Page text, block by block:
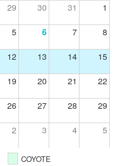
29 30 31
1
5 6 7
8
12 13 14
15
19 20 21
22
26 27 28
29
2 3 4 5
COYOTE